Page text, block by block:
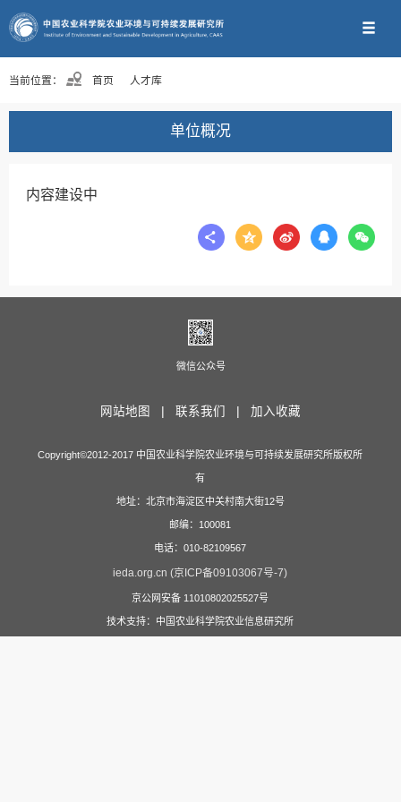
当前位置： 首页 人才库
单位概况
内容建设中
微信公众号
网站地图 | 联系我们 | 加入收藏
Copyright©2012-2017 中国农业科学院农业环境与可持续发展研究所版权所
有
地址：北京市海淀区中关村南大街12号
邮编：100081
电话：010-82109567
ieda.org.cn (京ICP备09103067号-7)
京公网安备 11010802025527号
技术支持：中国农业科学院农业信息研究所